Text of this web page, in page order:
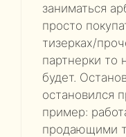
заниматься
просто
тизерках/
партнерки то
будет.
остановился
пример:
продающими